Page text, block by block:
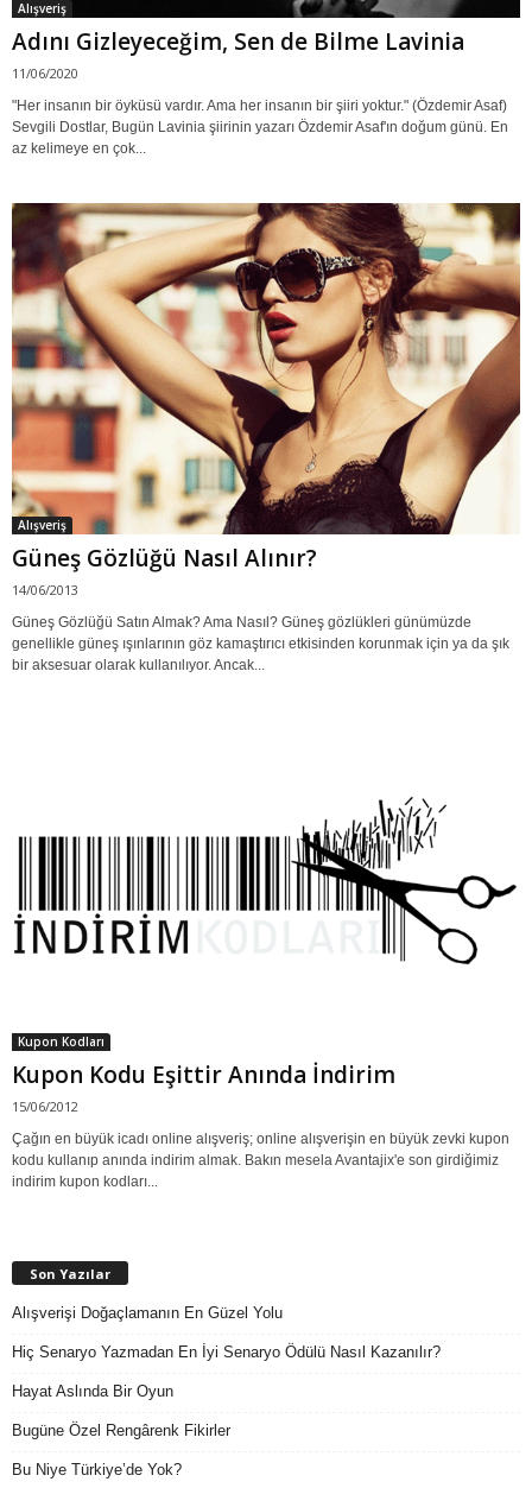
Alışveriş
Adını Gizleyeceğim, Sen de Bilme Lavinia
11/06/2020
"Her insanın bir öyküsü vardır. Ama her insanın bir şiiri yoktur." (Özdemir Asaf)
Sevgili Dostlar, Bugün Lavinia şiirinin yazarı Özdemir Asaf'ın doğum günü. En
az kelimeye en çok...
Alışveriş
Güneş Gözlüğü Nasıl Alınır?
14/06/2013
Güneş Gözlüğü Satın Almak? Ama Nasıl? Güneş gözlükleri günümüzde
genellikle güneş ışınlarının göz kamaştırıcı etkisinden korunmak için ya da şık
bir aksesuar olarak kullanılıyor. Ancak...
Kupon Kodları
Kupon Kodu Eşittir Anında İndirim
15/06/2012
Çağın en büyük icadı online alışveriş; online alışverişin en büyük zevki kupon
kodu kullanıp anında indirim almak. Bakın mesela Avantajix'e son girdiğimiz
indirim kupon kodları...
Son Yazılar
Alışverişi Doğaçlamanın En Güzel Yolu
Hiç Senaryo Yazmadan En İyi Senaryo Ödülü Nasıl Kazanılır?
Hayat Aslında Bir Oyun
Bugüne Özel Rengârenk Fikirler
Bu Niye Türkiye’de Yok?